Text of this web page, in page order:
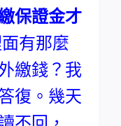
保證金才
有那麼
繳錢？我
復。幾天